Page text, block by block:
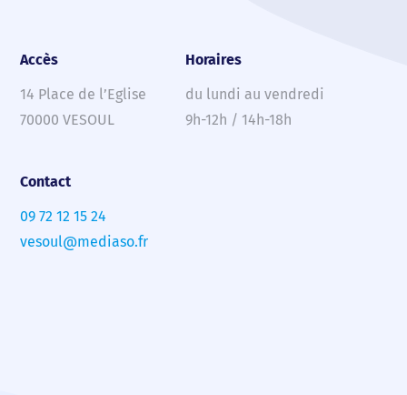
Accès
14 Place de l’Eglise
70000 VESOUL
Horaires
du lundi au vendredi
9h-12h / 14h-18h
Contact
09 72 12 15 24
vesoul@mediaso.fr